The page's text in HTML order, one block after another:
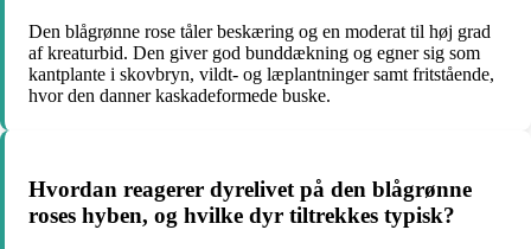
Den blågrønne rose tåler beskæring og en moderat til høj grad
af kreaturbid. Den giver god bunddækning og egner sig som
kantplante i skovbryn, vildt- og læplantninger samt fritstående,
hvor den danner kaskadeformede buske.
Hvordan reagerer dyrelivet på den blågrønne
roses hyben, og hvilke dyr tiltrekkes typisk?